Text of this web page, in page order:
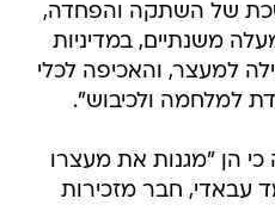
של השתקה והפחדה,
משנתיים, במדיניות
למעצר, והאכיפה לכלי
למלחמה ולכיבוש".
הן "מגנות את מעצרו
עבאדי, חבר מזכירות